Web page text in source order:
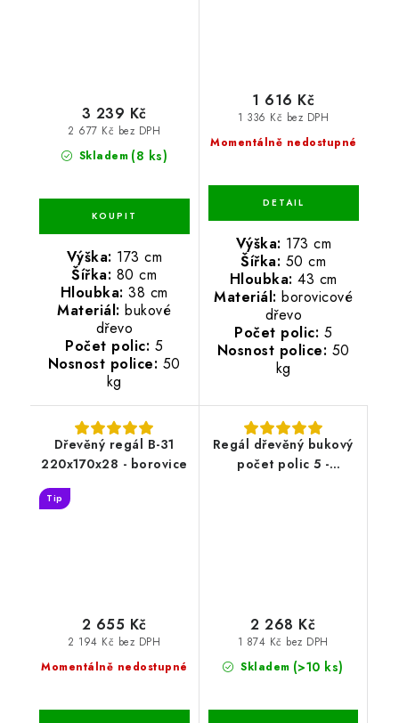
Skladem (8 ks)
2 677 Kč bez DPH
3 239 Kč
Výška: 173 cm
Šířka: 80 cm
Hloubka: 38 cm
Materiál: bukové
dřevo
Počet polic: 5
Nosnost police: 50
kg
Momentálně nedostupné
1 336 Kč bez DPH
1 616 Kč
Výška: 173 cm
Šířka: 50 cm
Hloubka: 43 cm
Materiál: borovicové
dřevo
Počet polic: 5
Nosnost police: 50
kg
Dřevěný regál B-31
220x170x28 - borovice
Tip
Momentálně nedostupné
2 194 Kč bez DPH
2 655 Kč
Regál dřevěný bukový
počet polic 5 -
Skladem (>10 ks)
1 874 Kč bez DPH
2 268 Kč